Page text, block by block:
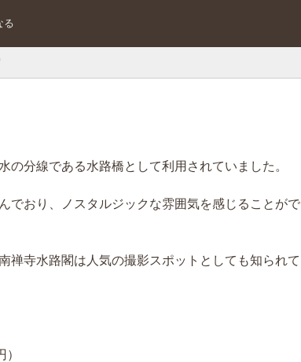
る
分線である水路橋として利用されていました。
でおり、ノスタルジックな雰囲気を感じることがで
禅寺水路閣は人気の撮影スポットとしても知られて